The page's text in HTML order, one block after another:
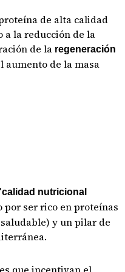
de alta calidad
la reducción de la
de la regeneración
aumento de la masa
nutricional
por ser rico en proteínas
y un pilar de